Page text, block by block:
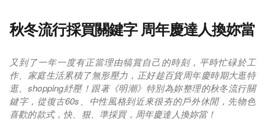
秋冬流行採買關鍵字 周年慶達人換妳當
又到了一年一度有正當理由犒賞自己的時刻，平時忙碌於工
作、家庭生活累積了無形壓力，正好趁百貨周年慶時期大逛特
逛、shopping紓壓！跟著《明潮》特別為妳整理的秋冬流行關
鍵字，從復古60s、中性風格到近來很夯的戶外休閒，先物色
喜歡的款式，快、狠、準採買，周年慶達人換妳當！